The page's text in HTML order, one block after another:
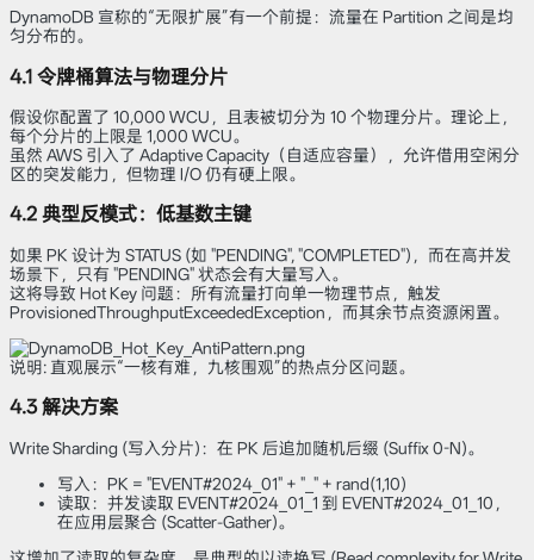
DynamoDB 宣称的“无限扩展”有一个前提：流量在 Partition 之间是均
匀分布的。
4.1 令牌桶算法与物理分片
假设你配置了 10,000 WCU，且表被切分为 10 个物理分片。理论上，
每个分片的上限是 1,000 WCU。
虽然 AWS 引入了 Adaptive Capacity（自适应容量），允许借用空闲分
区的突发能力，但物理 I/O 仍有硬上限。
4.2 典型反模式：低基数主键
如果 PK 设计为 STATUS (如 "PENDING", "COMPLETED")，而在高并发
场景下，只有 "PENDING" 状态会有大量写入。
这将导致 Hot Key 问题：所有流量打向单一物理节点，触发
ProvisionedThroughputExceededException，而其余节点资源闲置。
说明: 直观展示“一核有难，九核围观”的热点分区问题。
4.3 解决方案
Write Sharding (写入分片)：在 PK 后追加随机后缀 (Suffix 0-N)。
写入：PK = "EVENT#2024_01" + "_" + rand(1,10)
读取：并发读取 EVENT#2024_01_1 到 EVENT#2024_01_10，
在应用层聚合 (Scatter-Gather)。